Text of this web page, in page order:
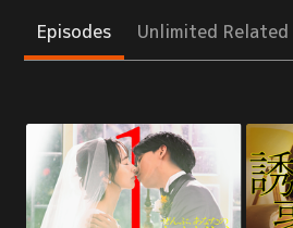
Episodes Unlimited